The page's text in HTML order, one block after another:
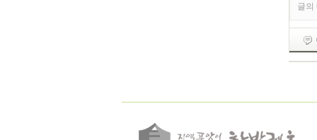
글의